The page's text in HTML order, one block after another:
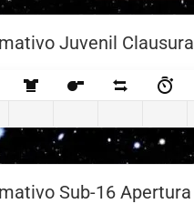
Juvenil Clausura
Sub-16 Apertura